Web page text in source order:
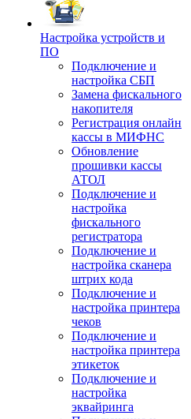
Настройка устройств и
ПО
Подключение и
настройка СБП
Замена фискального
накопителя
Регистрация онлайн
кассы в МИФНС
Обновление
прошивки кассы
АТОЛ
Подключение и
настройка
фискального
регистратора
Подключение и
настройка сканера
штрих кода
Подключение и
настройка принтера
чеков
Подключение и
настройка принтера
этикеток
Подключение и
настройка
эквайринга